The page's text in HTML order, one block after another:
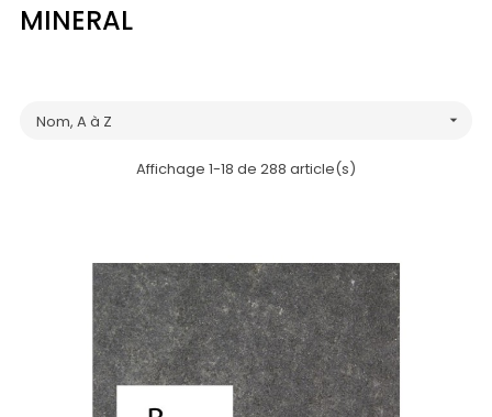
MINERAL
Nom, A à Z 
Affichage 1-18 de 288 article(s)